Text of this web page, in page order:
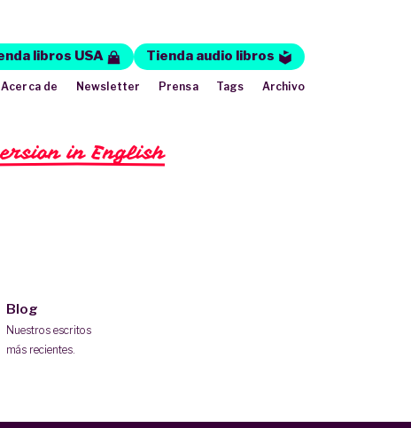
in English
Blog
Nuestros escritos
más recientes.
libros USA
Tienda audio libros
Acerca de Newsletter Prensa Tags Archivo